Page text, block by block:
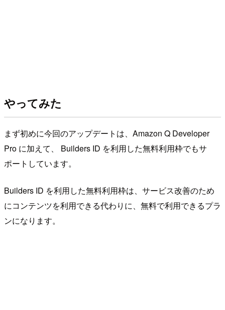
やってみた
まず初めに今回のアップデートは、Amazon Q Developer
Pro に加えて、 Builders ID を利用した無料利用枠でもサ
ポートしています。
Builders ID を利用した無料利用枠は、サービス改善のため
にコンテンツを利用できる代わりに、無料で利用できるプラ
ンになります。